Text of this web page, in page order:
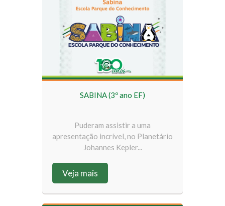
SABINA (3º ano EF)
Puderam assistir a uma
apresentação incrível, no Planetário
Johannes Kepler...
Veja mais